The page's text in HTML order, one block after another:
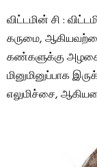
விட்டமின் சி :
கருமை,
கண்களுக்கு அழகை
மினுமினுப்பாக
எலுமிச்சை,